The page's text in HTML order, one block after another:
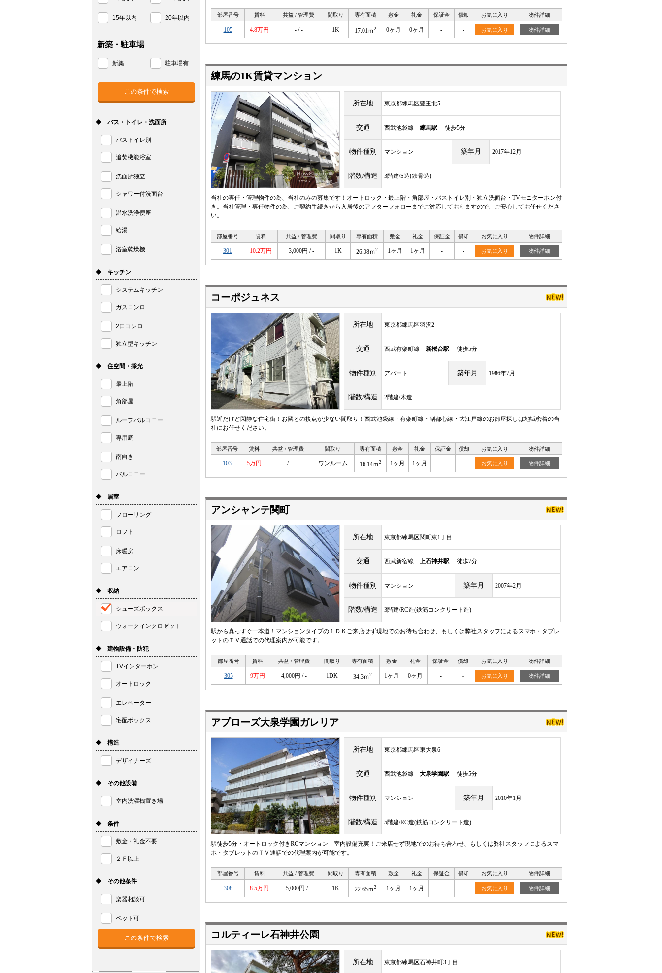
部屋番号 賃料 共益 / 管理費 間取り 専有面積 敷金 礼金 保証金 償却 お気に入り 物件詳細
105 4.8万円 - / - 1K 17.01ｍ2 0ヶ月 0ヶ月 - - お気に入り 物件詳細
練馬の1K賃貸マンション
所在地 東京都練馬区豊玉北5
交通 西武池袋線 練馬駅 徒歩5分
物件種別 マンション 築年月 2017年12月
階数/構造 3階建/S造(鉄骨造)
当社の専任・管理物件の為、当社のみの募集です！オートロック・最上階・角部屋・バストイレ別・独立洗面台・TVモニターホン付
き。当社管理・専任物件の為、ご契約手続きから入居後のアフターフォローまでご対応しておりますので、ご安心してお任せくださ
い。
部屋番号 賃料 共益 / 管理費 間取り 専有面積 敷金 礼金 保証金 償却 お気に入り 物件詳細
301 10.2万円 3,000円 / - 1K 26.08ｍ2 1ヶ月 1ヶ月 - - お気に入り 物件詳細
コーポジュネス
所在地 東京都練馬区羽沢2
交通 西武有楽町線 新桜台駅 徒歩5分
物件種別 アパート 築年月 1986年7月
階数/構造 2階建/木造
駅近だけど閑静な住宅街！お隣との接点が少ない間取り！西武池袋線・有楽町線・副都心線・大江戸線のお部屋探しは地域密着の当
社にお任せください。
部屋番号 賃料 共益 / 管理費 間取り 専有面積 敷金 礼金 保証金 償却 お気に入り 物件詳細
103 5万円 - / - ワンルーム 16.14ｍ2 1ヶ月 1ヶ月 - - お気に入り 物件詳細
アンシャンテ関町
所在地 東京都練馬区関町東1丁目
交通 西武新宿線 上石神井駅 徒歩7分
物件種別 マンション 築年月 2007年2月
階数/構造 3階建/RC造(鉄筋コンクリート造)
駅から真っすぐ一本道！マンションタイプの１ＤＫご来店せず現地でのお待ち合わせ、もしくは弊社スタッフによるスマホ・タブレ
ットのＴＶ通話での代理案内が可能です。
部屋番号 賃料 共益 / 管理費 間取り 専有面積 敷金 礼金 保証金 償却 お気に入り 物件詳細
305 9万円 4,000円 / - 1DK 34.3ｍ2 1ヶ月 0ヶ月 - - お気に入り 物件詳細
アプローズ大泉学園ガレリア
所在地 東京都練馬区東大泉6
交通 西武池袋線 大泉学園駅 徒歩5分
物件種別 マンション 築年月 2010年1月
階数/構造 5階建/RC造(鉄筋コンクリート造)
駅徒歩5分・オートロック付きRCマンション！室内設備充実！ご来店せず現地でのお待ち合わせ、もしくは弊社スタッフによるスマ
ホ・タブレットのＴＶ通話での代理案内が可能です。
部屋番号 賃料 共益 / 管理費 間取り 専有面積 敷金 礼金 保証金 償却 お気に入り 物件詳細
308 8.5万円 5,000円 / - 1K 22.65ｍ2 1ヶ月 1ヶ月 - - お気に入り 物件詳細
コルティーレ石神井公園
所在地 東京都練馬区石神井町3丁目
15年以内 20年以内
新築・駐車場
新築 駐車場有
◆ バス・トイレ・洗面所
バストイレ別
追焚機能浴室
洗面所独立
シャワー付洗面台
温水洗浄便座
給湯
浴室乾燥機
◆ キッチン
システムキッチン
ガスコンロ
2口コンロ
独立型キッチン
◆ 住空間・採光
最上階
角部屋
ルーフバルコニー
専用庭
南向き
バルコニー
◆ 居室
フローリング
ロフト
床暖房
エアコン
◆ 収納
シューズボックス
ウォークインクロゼット
◆ 建物設備・防犯
TVインターホン
オートロック
エレベーター
宅配ボックス
◆ 構造
デザイナーズ
◆ その他設備
室内洗濯機置き場
◆ 条件
敷金・礼金不要
２Ｆ以上
◆ その他条件
楽器相談可
ペット可